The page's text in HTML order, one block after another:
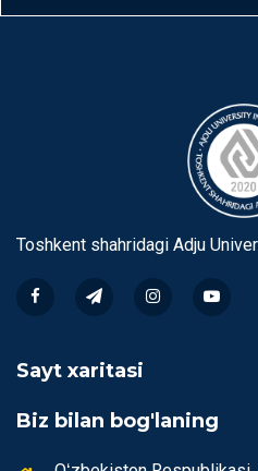
Toshkent shahridagi Аdju
Sayt xaritasi
Biz bilan bog'laning